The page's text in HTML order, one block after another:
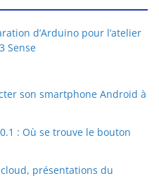
d’Arduino pour l’atelier
Sense
son smartphone Android à
: Où se trouve le bouton
présentations du